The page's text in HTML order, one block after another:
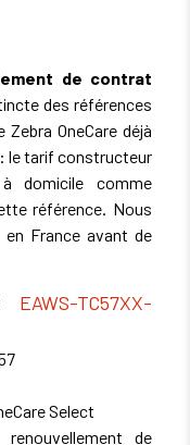
de contrat
des références
OneCare déjà
le tarif constructeur
domicile comme
référence. Nous
France avant de
TC57XX-
Select
de